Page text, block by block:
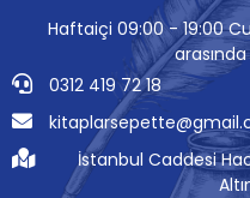
Haftaiçi 09:00 - 19:00
0312 419 72 18
İstanbul Caddesi